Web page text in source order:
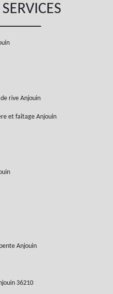
rive Anjouin
et faîtage Anjouin
Anjouin
36210